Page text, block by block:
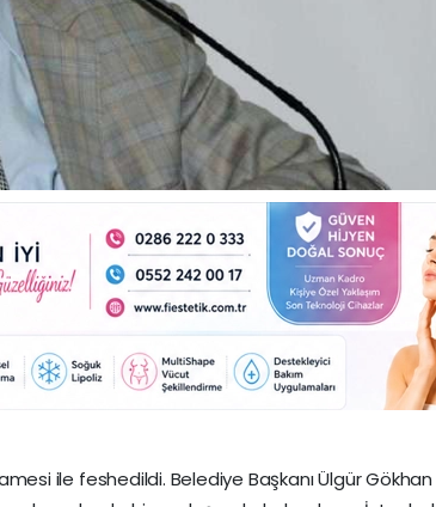
ile feshedildi. Belediye Başkanı Ülgür Gökhan